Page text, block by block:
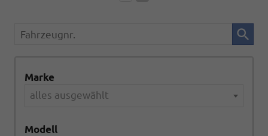
Fahrzeugnr.
Marke
alles ausgewählt
Modell